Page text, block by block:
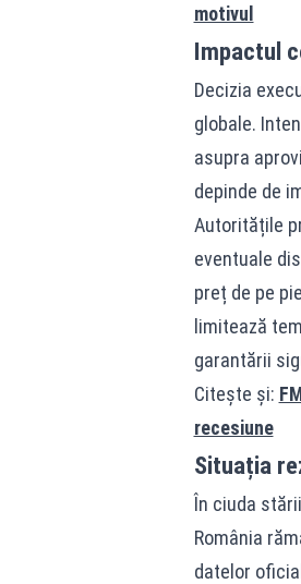
motivul
Impactul
Decizia
globale.
asupra
depinde de
Autoritățile
eventuale
preț de pe
limitează
garantării
Citește și:
recesiune
Situația
În ciuda
România
datelor